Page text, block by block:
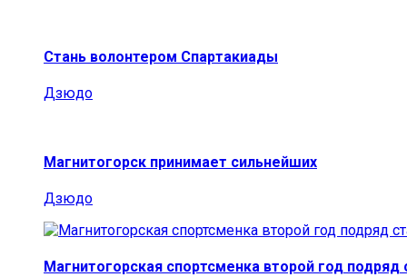
Стань волонтером Спартакиады
Дзюдо
Магнитогорск принимает сильнейших
Дзюдо
Магнитогорская спортсменка второй год подряд